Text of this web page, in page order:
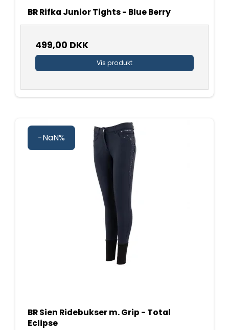
BR Rifka Junior Tights - Blue Berry
499,00 DKK
Vis produkt
-NaN%
BR Sien Ridebukser m. Grip - Total
Eclipse